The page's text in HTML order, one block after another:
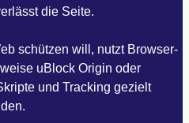
die Seite.
schützen will, nutzt Browser-
uBlock Origin oder
und Tracking gezielt